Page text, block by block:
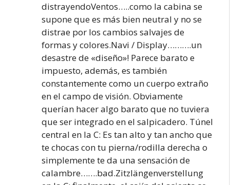
distrayendoVentos…..como la cabina se
supone que es más bien neutral y no se
distrae por los cambios salvajes de
formas y colores.Navi / Display……….un
desastre de «diseño»! Parece barato e
impuesto, además, es también
constantemente como un cuerpo extraño
en el campo de visión. Obviamente
querían hacer algo barato que no tuviera
que ser integrado en el salpicadero. Túnel
central en la C: Es tan alto y tan ancho que
te chocas con tu pierna/rodilla derecha o
simplemente te da una sensación de
calambre…….bad.Zitzlängenverstellung